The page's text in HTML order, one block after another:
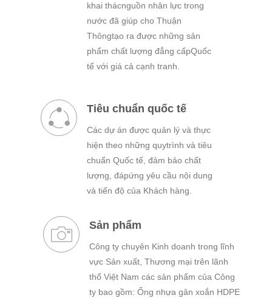
khai thácnguồn nhân lực trong
nước đã giúp cho Thuận
Thôngtạo ra được những sản
phẩm chất lượng đẳng cấpQuốc
tế với giá cả cạnh tranh.
Tiêu chuẩn quốc tế
Các dự án được quản lý và thực
hiện theo những quytrình và tiêu
chuẩn Quốc tế, đảm bảo chất
lượng, đápứng yêu cầu nội dung
và tiến độ của Khách hàng.
Sản phẩm
Công ty chuyên Kinh doanh trong lĩnh
vực Sản xuất, Thương mại trên lãnh
thổ Việt Nam các sản phẩm của Công
ty bao gồm: Ống nhựa gân xoắn HDPE